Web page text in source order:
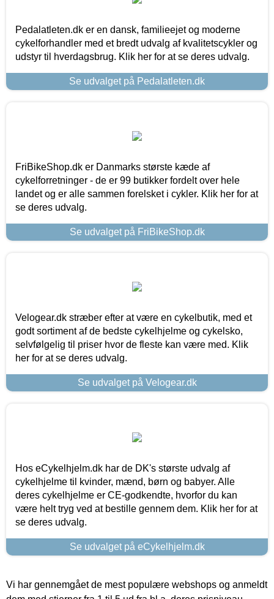
Pedalatleten.dk er en dansk, familieejet og moderne
cykelforhandler med et bredt udvalg af kvalitetscykler og
udstyr til hverdagsbrug. Klik her for at se deres udvalg.
Se udvalget på Pedalatleten.dk
FriBikeShop.dk er Danmarks største kæde af
cykelforretninger - de er 99 butikker fordelt over hele
landet og er alle sammen forelsket i cykler. Klik her for at
se deres udvalg.
Se udvalget på FriBikeShop.dk
Velogear.dk stræber efter at være en cykelbutik, med et
godt sortiment af de bedste cykelhjelme og cykelsko,
selvfølgelig til priser hvor de fleste kan være med. Klik
her for at se deres udvalg.
Se udvalget på Velogear.dk
Hos eCykelhjelm.dk har de DK's største udvalg af
cykelhjelme til kvinder, mænd, børn og babyer. Alle
deres cykelhjelme er CE-godkendte, hvorfor du kan
være helt tryg ved at bestille gennem dem. Klik her for at
se deres udvalg.
Se udvalget på eCykelhjelm.dk
Vi har gennemgået de mest populære webshops og anmeldt